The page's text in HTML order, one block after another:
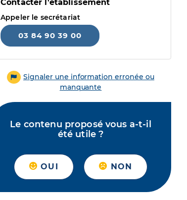
Contacter l'établissement
Appeler le secrétariat
03 84 90 39 00
Signaler une information erronée ou
manquante
Le contenu proposé vous a-t-il
été utile ?
OUI NON